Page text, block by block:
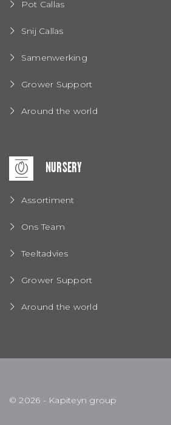
Pot Callas
Snij Callas
Samenwerking
Grower Support
Around the world
NURSERY
Assortiment
Ons Team
Teeltadvies
Grower Support
Around the world
© 2026 - Kapiteyn group